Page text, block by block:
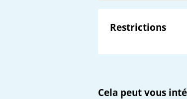
Restrictions
Cela peut vous